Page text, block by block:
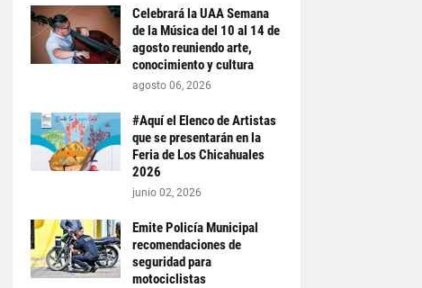
Celebrará la UAA Semana
de la Música del 10 al 14 de
agosto reuniendo arte,
conocimiento y cultura
agosto 06, 2026
#Aquí el Elenco de Artistas
que se presentarán en la
Feria de Los Chicahuales
2026
junio 02, 2026
Emite Policía Municipal
recomendaciones de
seguridad para
motociclistas